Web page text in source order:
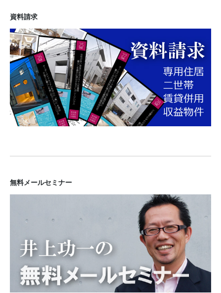
資料請求
無料メールセミナー